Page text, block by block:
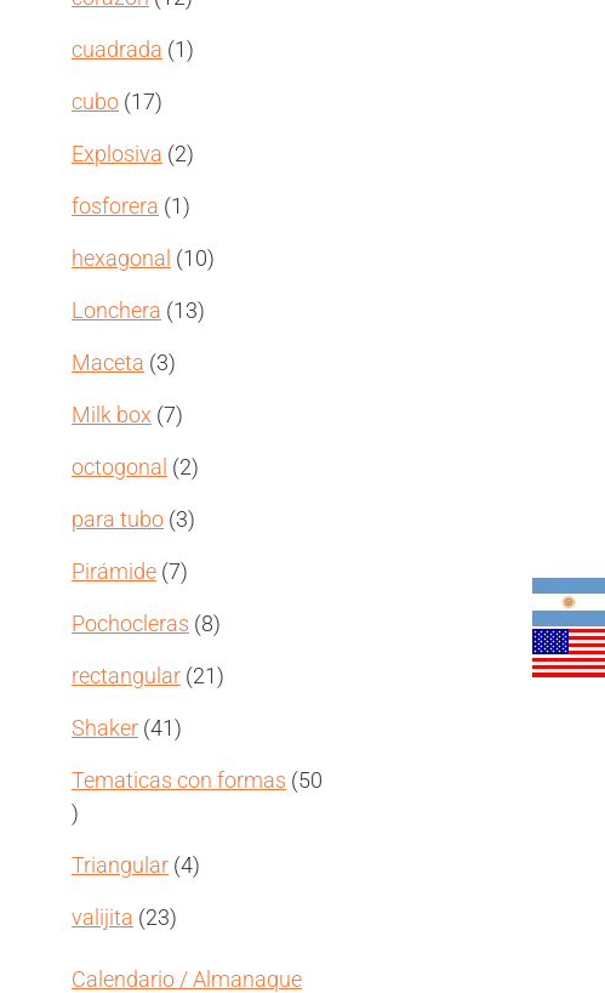
cuadrada 11
cubo 1717
Explosiva 22
fosforera 11
hexagonal
1010
Lonchera 1313
Maceta 33
Milk box 77
octogonal
22
para tubo 33
Pirámide 77
Pochocleras 88
rectangular 2121
Shaker 4141
Tematicas con formas 50
50
Triangular 44
valijita 2323
Calendario / Almanaque